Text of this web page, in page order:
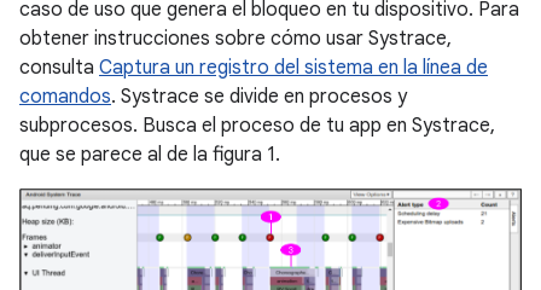
caso de uso que genera el bloqueo en tu dispositivo. Para
obtener instrucciones sobre cómo usar Systrace,
consulta Captura un registro del sistema en la línea de
comandos. Systrace se divide en procesos y
subprocesos. Busca el proceso de tu app en Systrace,
que se parece al de la figura 1.